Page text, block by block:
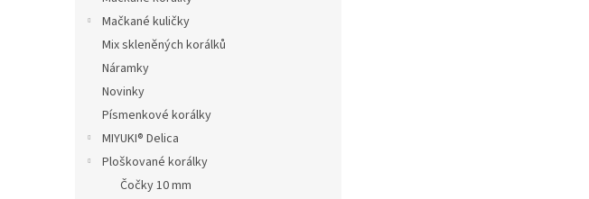
Mačkané kuličky
Mix skleněných korálků
Náramky
Novinky
Písmenkové korálky
MIYUKI® Delica
Ploškované korálky
Čočky 10 mm